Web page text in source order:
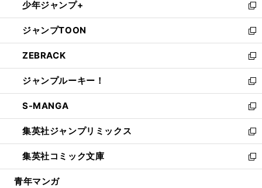
で
開
く
ド
ウ
で
開
く
ィ
ン
ド
ウ
で
開
く
い
ウ
ィ
ン
ド
ウ
で
開
く
少年ジャンプ+
新
し
い
ウ
ィ
ン
ド
ウ
で
開
く
ジャンプTOON
新
し
い
ウ
ィ
ン
ド
ウ
で
開
く
ZEBRACK
新
し
い
ウ
ィ
ン
ド
ウ
で
開
ジャンプルーキー！
新
し
い
ウ
ィ
ン
ド
ウ
S-MANGA
新
し
い
ウ
ィ
ン
集英社ジャンプリミックス
新
し
い
ウ
集英社コミック文庫
新
し
青年マンガ